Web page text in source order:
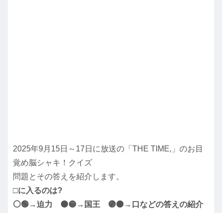
2025年9月15日～17日に放送の「THE TIME,」のお目
覚め脳シャキ！クイズ
問題とその答えを紹介します。
□に入るのは?
⚪🟢→迫力 ⚫🟡→国王 🟣⚫→口などの答えの紹介